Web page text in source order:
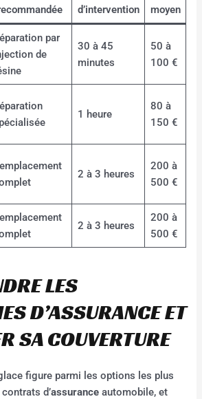
d’intervention
moyen
par
de
30 à 45
minutes
50 à
100 €
1 heure
80 à
150 €
2 à 3 heures
200 à
500 €
2 à 3 heures
200 à
500 €
LES
D’ASSURANCE ET
SA COUVERTURE
figure parmi les options les plus
d’assurance automobile, et